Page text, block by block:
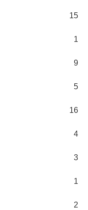
15
1
9
5
16
4
3
1
2